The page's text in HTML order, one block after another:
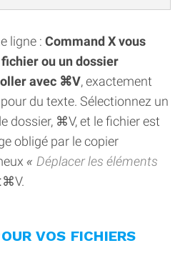
ligne : Command X vous
ou un dossier
avec ⌘V, exactement
du texte. Sélectionnez un
dossier, ⌘V, et le fichier est
obligé par le copier
Déplacer les éléments
VOS FICHIERS